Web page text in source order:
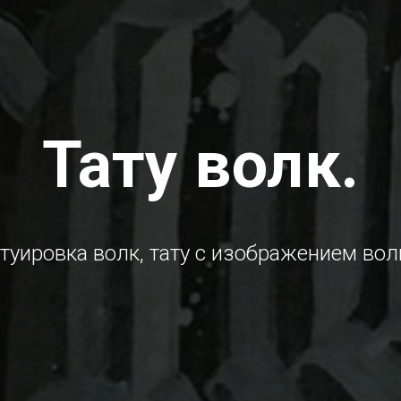
Тату волк.
волк, тату с изображением